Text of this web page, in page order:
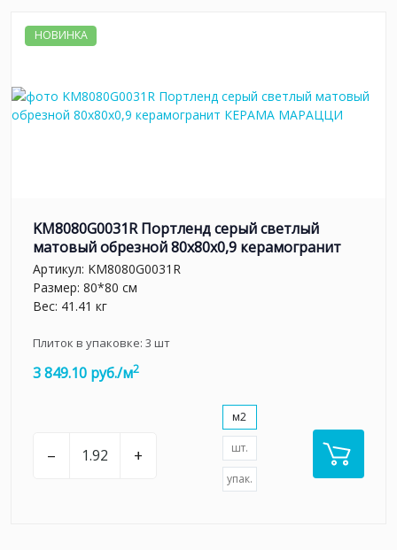
НОВИНКА
KM8080G0031R Портленд серый светлый
матовый обрезной 80x80x0,9 керамогранит
Артикул: KM8080G0031R
Размер: 80*80 см
Вес: 41.41 кг
Плиток в упаковке: 3 шт
3 849.10 руб./м2
– +
м2
шт.
упак.